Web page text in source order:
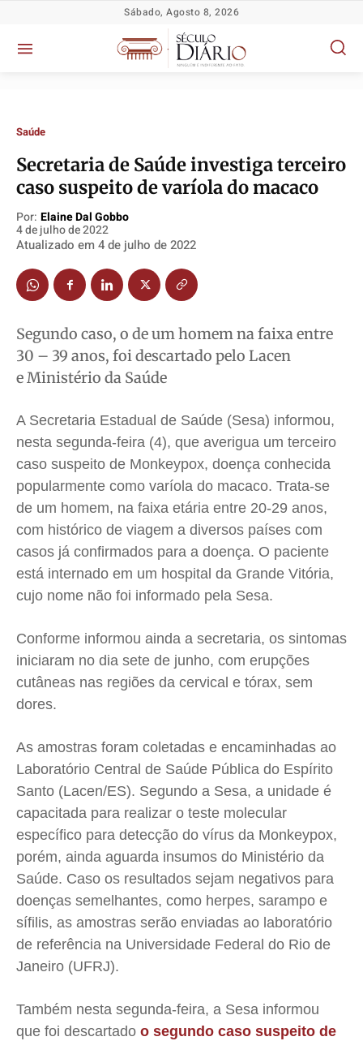
Política
Socioeconômicas
TV Século
Educação
Meio Ambiente
Saúde
Direitos
Economia
Cultura
Colunas
Caetano Roque
Jr Mignone (in memorian)
Publicidade Legal
Anuncie
Expediente
Contato
Anuncie
Termos de Uso
Privacidade
Política
Socioeconômicas
TV Século
Educação
Meio Ambiente
Saúde
Direitos
Economia
Cultura
Colunas
Caetano Roque
Jr Mignone (in memorian)
Publicidade Legal
Anuncie
Expediente
Contato
Anuncie
Termos de Uso
Privacidade
Política
Socioeconômicas
TV Século
Educação
Meio Ambiente
Saúde
Direitos
Economia
Cultura
Colunas
Caetano Roque
Jr Mignone (in memorian)
Publicidade Legal
Anuncie
Expediente
Contato
Anuncie
Termos de Uso
Privacidade
Política
Socioeconômicas
TV Século
Educação
Meio Ambiente
Saúde
Direitos
Economia
Cultura
Colunas
Caetano Roque
Jr Mignone (in memorian)
Publicidade Legal
Anuncie
Expediente
Contato
Anuncie
Termos de Uso
Privacidade
Sábado, Agosto 8, 2026
Saúde
​Secretaria de Saúde investiga terceiro
caso suspeito de varíola do macaco
Por: Elaine Dal Gobbo
4 de julho de 2022
Atualizado em 4 de julho de 2022
Segundo caso, o de um homem na faixa entre
30 – 39 anos, foi descartado pelo Lacen
e Ministério da Saúde
A Secretaria Estadual de Saúde (Sesa) informou,
nesta segunda-feira (4), que averigua um terceiro
caso suspeito de Monkeypox, doença conhecida
popularmente como varíola do macaco. Trata-se
de um homem, na faixa etária entre 20-29 anos,
com histórico de viagem a diversos países com
casos já confirmados para a doença. O paciente
está internado em um hospital da Grande Vitória,
cujo nome não foi informado pela Sesa.
Conforme informou ainda a secretaria, os sintomas
iniciaram no dia sete de junho, com erupções
cutâneas nas regiões da cervical e tórax, sem
dores.
As amostras foram coletadas e encaminhadas ao
Laboratório Central de Saúde Pública do Espírito
Santo (Lacen/ES). Segundo a Sesa, a unidade é
capacitada para realizar o teste molecular
específico para detecção do vírus da Monkeypox,
porém, ainda aguarda insumos do Ministério da
Saúde. Caso os resultados sejam negativos para
doenças semelhantes, como herpes, sarampo e
sífilis, as amostras serão enviadas ao laboratório
de referência na Universidade Federal do Rio de
Janeiro (UFRJ).
Também nesta segunda-feira, a Sesa informou
que foi descartado o segundo caso suspeito de